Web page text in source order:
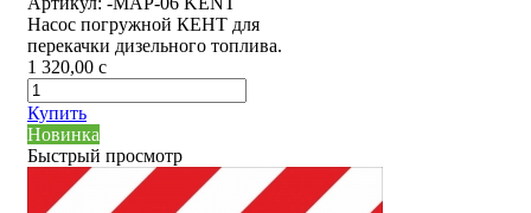
Насос погружной КЕНТ для
перекачки дизельного топлива.
1 320,00 c
Купить
Новинка
Быстрый просмотр